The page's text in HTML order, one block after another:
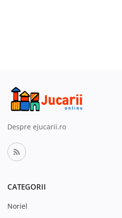
Despre ejucarii.ro
CATEGORII
Noriel